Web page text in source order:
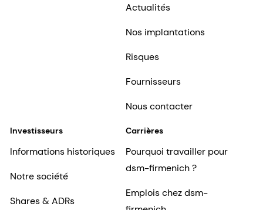
Actualités
Nos implantations
Risques
Fournisseurs
Nous contacter
Investisseurs
Informations historiques
Notre société
Shares & ADRs
Carrières
Pourquoi travailler pour
dsm-firmenich ?
Emplois chez dsm-